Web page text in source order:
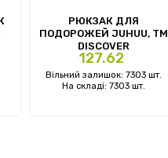
РЮКЗАК ДЛЯ
ПОДОРОЖЕЙ JUHUU, ТМ
DISCOVER
Ціна
127.62
Вільний залишок: 7303 шт.
На складі: 7303 шт.